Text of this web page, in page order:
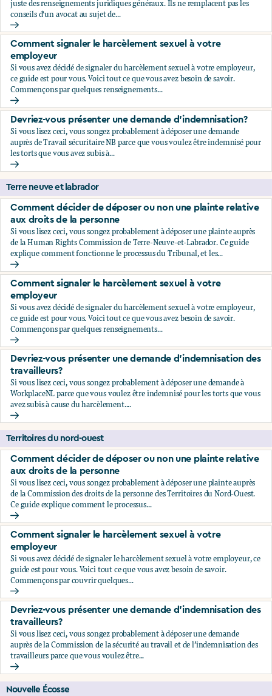
juste des renseignements juridiques généraux. Ils ne remplacent pas les
conseils d'un avocat au sujet de...
Comment décider de déposer ou non une plainte relative
Comment signaler le harcèlement sexuel à votre
employeur
Si vous avez décidé de signaler du harcèlement sexuel à votre employeur,
ce guide est pour vous. Voici tout ce que vous avez besoin de savoir.
Commençons par quelques renseignements...
Comment signaler le harcèlement sexuel à votre employeur
Devriez-vous présenter une demande d'indemnisation?
Si vous lisez ceci, vous songez probablement à déposer une demande
auprès de Travail sécuritaire NB parce que vous voulez être indemnisé pour
les torts que vous avez subis à...
Devriez-vous présenter une demande d'indemnisation?
Terre neuve et labrador
Comment décider de déposer ou non une plainte relative
aux droits de la personne
Si vous lisez ceci, vous songez probablement à déposer une plainte auprès
de la Human Rights Commission de Terre-Neuve-et-Labrador. Ce guide
explique comment fonctionne le processus du Tribunal, et les...
Comment décider de déposer ou non une plainte relative
Comment signaler le harcèlement sexuel à votre
employeur
Si vous avez décidé de signaler du harcèlement sexuel à votre employeur,
ce guide est pour vous. Voici tout ce que vous avez besoin de savoir.
Commençons par quelques renseignements...
Comment signaler le harcèlement sexuel à votre employeur
Devriez-vous présenter une demande d’indemnisation des
travailleurs?
Si vous lisez ceci, vous songez probablement à déposer une demande à
WorkplaceNL parce que vous voulez être indemnisé pour les torts que vous
avez subis à cause du harcèlement....
Devriez-vous présenter une demande d’indemnisation des
Territoires du nord-ouest
Comment décider de déposer ou non une plainte relative
aux droits de la personne
Si vous lisez ceci, vous songez probablement à déposer une plainte auprès
de la Commission des droits de la personne des Territoires du Nord-Ouest.
Ce guide explique comment le processus...
Comment décider de déposer ou non une plainte relative
Comment signaler le harcèlement sexuel à votre
employeur
Si vous avez décidé de signaler le harcèlement sexuel à votre employeur, ce
guide est pour vous. Voici tout ce que vous avez besoin de savoir.
Commençons par couvrir quelques...
Comment signaler le harcèlement sexuel à votre employeur
Devriez-vous présenter une demande d’indemnisation des
travailleurs?
Si vous lisez ceci, vous songez probablement à déposer une demande
auprès de la Commission de la sécurité au travail et de l’indemnisation des
travailleurs parce que vous voulez être...
Devriez-vous présenter une demande d’indemnisation des
Nouvelle Écosse